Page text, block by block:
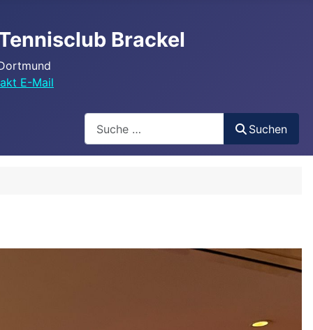
Brackel
E-Mail
Suchen